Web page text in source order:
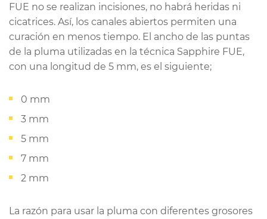
FUE no se realizan incisiones, no habrá heridas ni
cicatrices. Así, los canales abiertos permiten una
curación en menos tiempo. El ancho de las puntas
de la pluma utilizadas en la técnica Sapphire FUE,
con una longitud de 5 mm, es el siguiente;
0 mm
3 mm
5 mm
7 mm
2 mm
La razón para usar la pluma con diferentes grosores